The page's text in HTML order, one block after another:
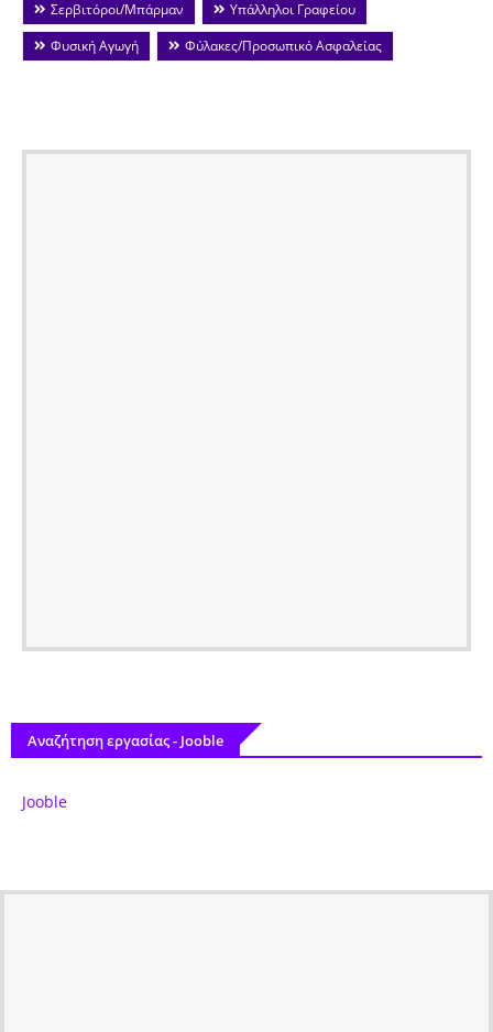
Σερβιτόροι/Μπάρμαν
Υπάλληλοι Γραφείου
Φυσική Αγωγή
Φύλακες/Προσωπικό Ασφαλείας
Αναζήτηση εργασίας - Jooble
Jooble